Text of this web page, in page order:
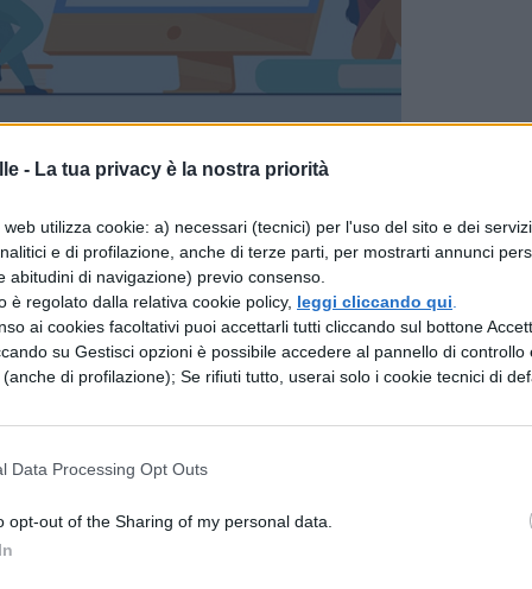
- La tua privacy è la nostra priorità
utilizza cookie: a) necessari (tecnici) per l'uso del sito e dei
e di profilazione, anche di terze parti, per mostrarti annunci
abitudini di navigazione) previo consenso.
è regolato dalla relativa cookie policy, leggi cliccando qui
ai cookies facoltativi puoi accettarli tutti cliccando sul bottone
su Gestisci opzioni è possibile accedere al pannello di controllo
di profilazione); Se rifiuti tutto, userai solo i cookie tecnici di
Data Processing Opt Outs
opt-out of the Sharing of my personal data.
VALENTINO
i film d’amore da vedere a San
in modo da soddisfare le esigenze più
romantici, film da vedere sul grande
cena & cinema e film contro San Valentino
sopra deve pur essere curata in qualche
Valentino: i migliori